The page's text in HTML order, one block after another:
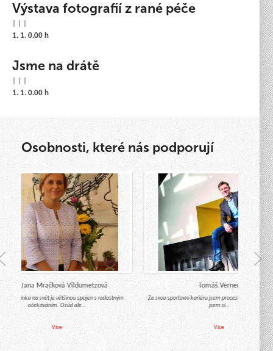
Výstava fotografií z rané péče
1. 1. 0.00 h
Jsme na drátě
1. 1. 0.00 h
Osobnosti, které nás podporují
Mgr. Jana Mračková Vildumetzová
miminka na svět je většinou spojen s radostným
očekáváním. Osud ale…
Více
Tomáš Verner
Za svou sportovní kariéru jsem procestoval celý svět
jsem si…
Více